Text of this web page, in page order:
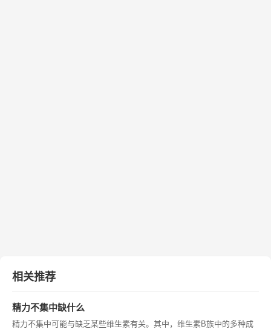
相关推荐
精力不集中缺什么
精力不集中可能与缺乏某些维生素有关。其中，维生素B族中的多种成